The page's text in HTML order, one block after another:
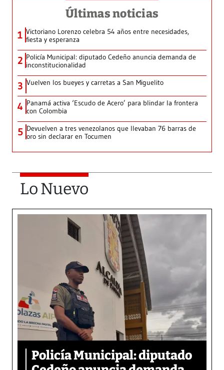
Últimas noticias
1 Victoriano Lorenzo celebra 54 años entre necesidades,
fiesta y esperanza
2 Policía Municipal: diputado Cedeño anuncia demanda de
inconstitucionalidad
3 Vuelven los bueyes y carretas a San Miguelito
4 Panamá activa ‘Escudo de Acero’ para blindar la frontera
con Colombia
5 Devuelven a tres venezolanos que llevaban 76 barras de
oro sin declarar en Tocumen
Lo Nuevo
Policía Municipal: diputado